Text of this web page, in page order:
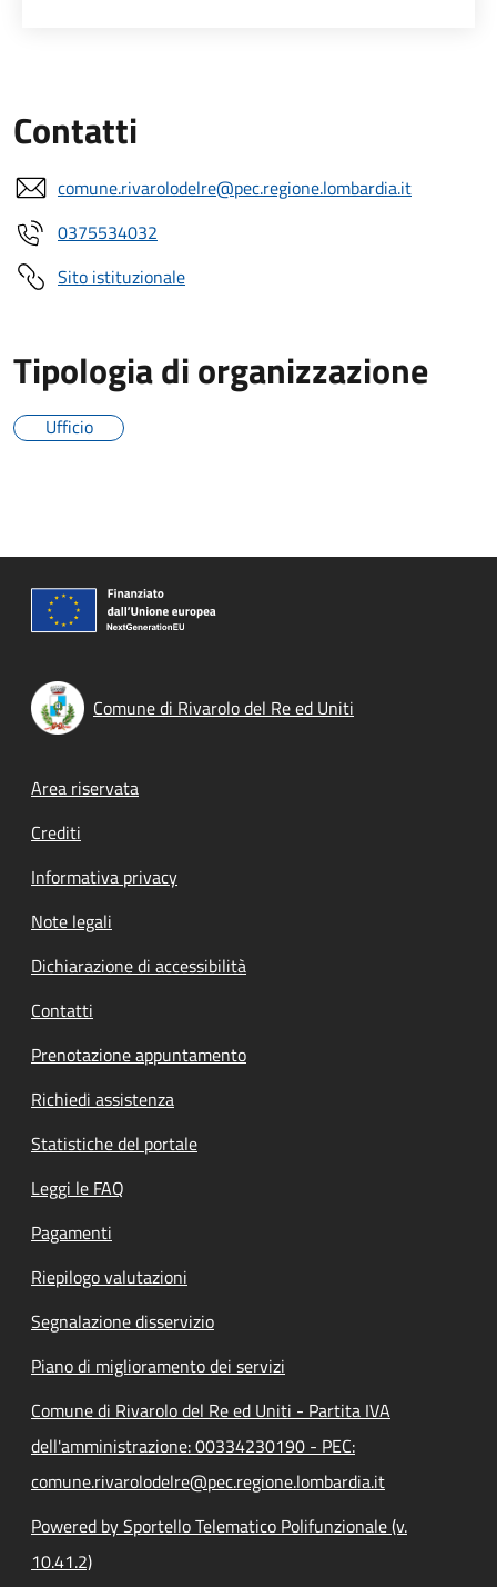
Contatti
comune.rivarolodelre@pec.regione.lombardia.it
0375534032
Sito istituzionale
Tipologia di organizzazione
Ufficio
Comune di Rivarolo del Re ed Uniti
Footer menu
Area riservata
Crediti
Informativa privacy
Note legali
Dichiarazione di accessibilità
Contatti
Prenotazione appuntamento
Richiedi assistenza
Statistiche del portale
Leggi le FAQ
Pagamenti
Riepilogo valutazioni
Segnalazione disservizio
Piano di miglioramento dei servizi
Comune di Rivarolo del Re ed Uniti - Partita IVA
dell'amministrazione: 00334230190 - PEC:
comune.rivarolodelre@pec.regione.lombardia.it
Powered by Sportello Telematico Polifunzionale (v.
10.41.2)